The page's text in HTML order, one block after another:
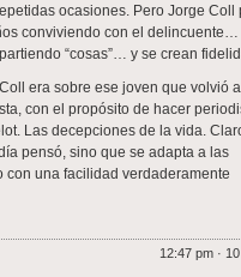
ocasiones. Pero Jorge Coll
conviviendo con el delincuente…
“cosas”… y se crean
era sobre ese joven que volvió
con el propósito de hacer
Las decepciones de la vida.
pensó, sino que se adapta a las
una facilidad verdaderamente
12:47 pm ·